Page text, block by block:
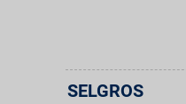
SELGROS